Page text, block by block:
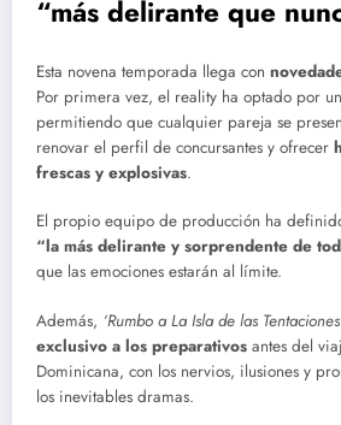
“más delirante que
Esta novena temporada llega con
Por primera vez, el reality ha optado por un
permitiendo que cualquier pareja se
renovar el perfil de concursantes y ofrecer
frescas y explosivas.
El propio equipo de producción ha
“la más delirante y sorprendente de
que las emociones estarán al límite.
Además, ‘Rumbo a La Isla de las
exclusivo a los preparativos antes del
Dominicana, con los nervios, ilusiones y
los inevitables dramas.